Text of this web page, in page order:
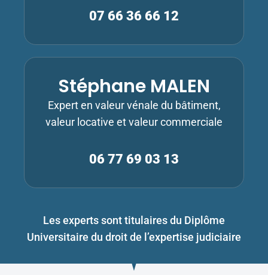
07 66 36 66 12
Stéphane MALEN
Expert en valeur vénale du bâtiment,
valeur locative et valeur commerciale
06 77 69 03 13
Les experts sont titulaires du Diplôme
Universitaire du droit de l’expertise judiciaire